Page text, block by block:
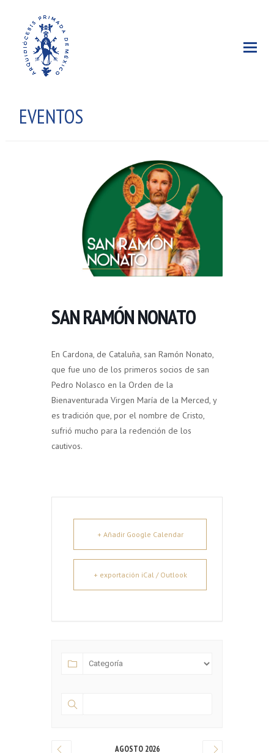
EVENTOS
SAN RAMÓN NONATO
En Cardona, de Cataluña, san Ramón Nonato,
que fue uno de los primeros socios de san
Pedro Nolasco en la Orden de la
Bienaventurada Virgen María de la Merced, y
es tradición que, por el nombre de Cristo,
sufrió mucho para la redención de los
cautivos.
+ Añadir Google Calendar
+ exportación iCal / Outlook
AGOSTO 2026